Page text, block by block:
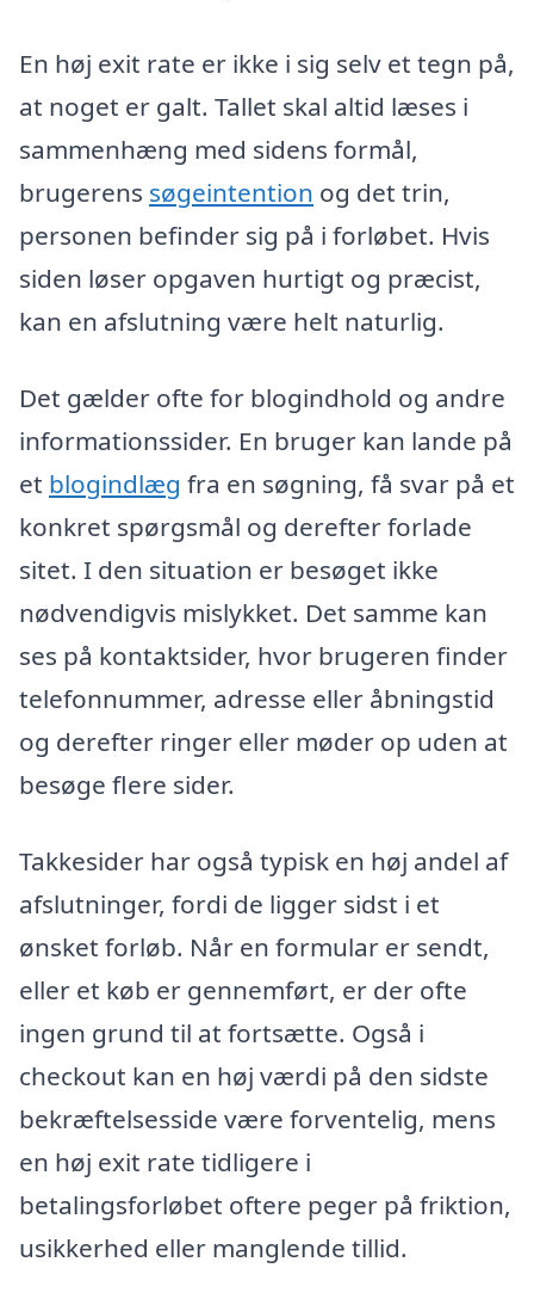
En høj exit rate er ikke i sig selv et tegn på,
at noget er galt. Tallet skal altid læses i
sammenhæng med sidens formål,
brugerens søgeintention og det trin,
personen befinder sig på i forløbet. Hvis
siden løser opgaven hurtigt og præcist,
kan en afslutning være helt naturlig.
Det gælder ofte for blogindhold og andre
informationssider. En bruger kan lande på
et blogindlæg fra en søgning, få svar på et
konkret spørgsmål og derefter forlade
sitet. I den situation er besøget ikke
nødvendigvis mislykket. Det samme kan
ses på kontaktsider, hvor brugeren finder
telefonnummer, adresse eller åbningstid
og derefter ringer eller møder op uden at
besøge flere sider.
Takkesider har også typisk en høj andel af
afslutninger, fordi de ligger sidst i et
ønsket forløb. Når en formular er sendt,
eller et køb er gennemført, er der ofte
ingen grund til at fortsætte. Også i
checkout kan en høj værdi på den sidste
bekræftelsesside være forventelig, mens
en høj exit rate tidligere i
betalingsforløbet oftere peger på friktion,
usikkerhed eller manglende tillid.